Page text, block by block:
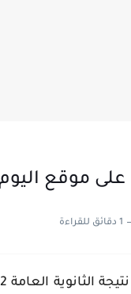
1 دقائق للقراءة